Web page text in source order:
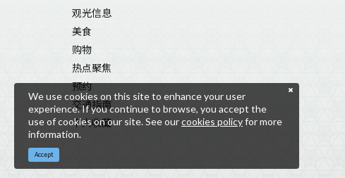
观光信息
美食
购物
热点聚焦
预约
交通指南
个人收藏
We use cookies on this site to enhance your user
experience. If you continue to browse, you accept the
use of cookies on our site. See ourcookies policyfor more
information.
Accept